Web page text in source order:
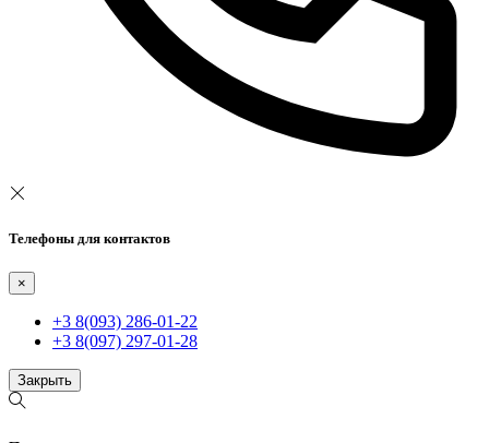
Телефоны для контактов
×
+3 8(093) 286-01-22
+3 8(097) 297-01-28
Закрыть